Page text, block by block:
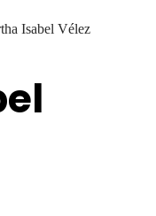
Isabel Vélez